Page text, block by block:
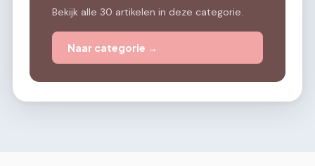
Bekijk alle 30 artikelen in deze categorie.
Naar categorie →